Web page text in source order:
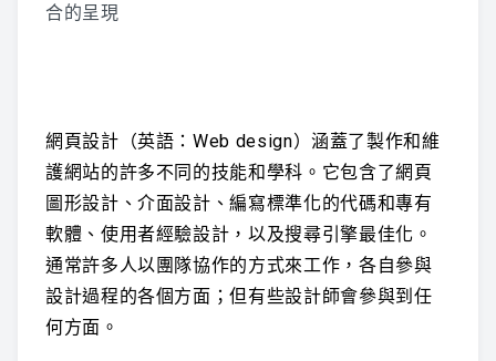
合的呈現
網頁設計（英語：Web design）涵蓋了製作和維
護網站的許多不同的技能和學科。它包含了網頁
圖形設計、介面設計、編寫標準化的代碼和專有
軟體、使用者經驗設計，以及搜尋引擎最佳化。
通常許多人以團隊協作的方式來工作，各自參與
設計過程的各個方面；但有些設計師會參與到任
何方面。